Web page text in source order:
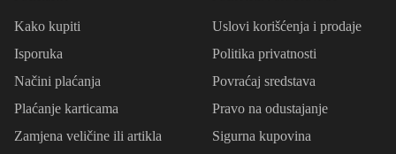
Kako kupiti
Isporuka
Načini plaćanja
Plaćanje karticama
Zamjena veličine ili artikla
Uslovi korišćenja i prodaje
Politika privatnosti
Povraćaj sredstava
Pravo na odustajanje
Sigurna kupovina